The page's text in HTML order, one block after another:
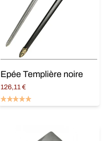
Epée Templière noire
126,11 €
Ajouter au panier